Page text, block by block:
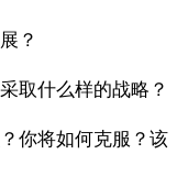
？
取什么样的战略？
你将如何克服？该